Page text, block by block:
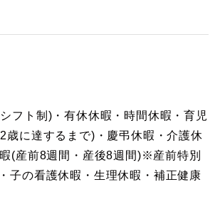
フト制)・有休休暇・時間休暇・育児
歳に達するまで)・慶弔休暇・介護休
(産前8週間・産後8週間)※産前特別
子の看護休暇・生理休暇・補正健康